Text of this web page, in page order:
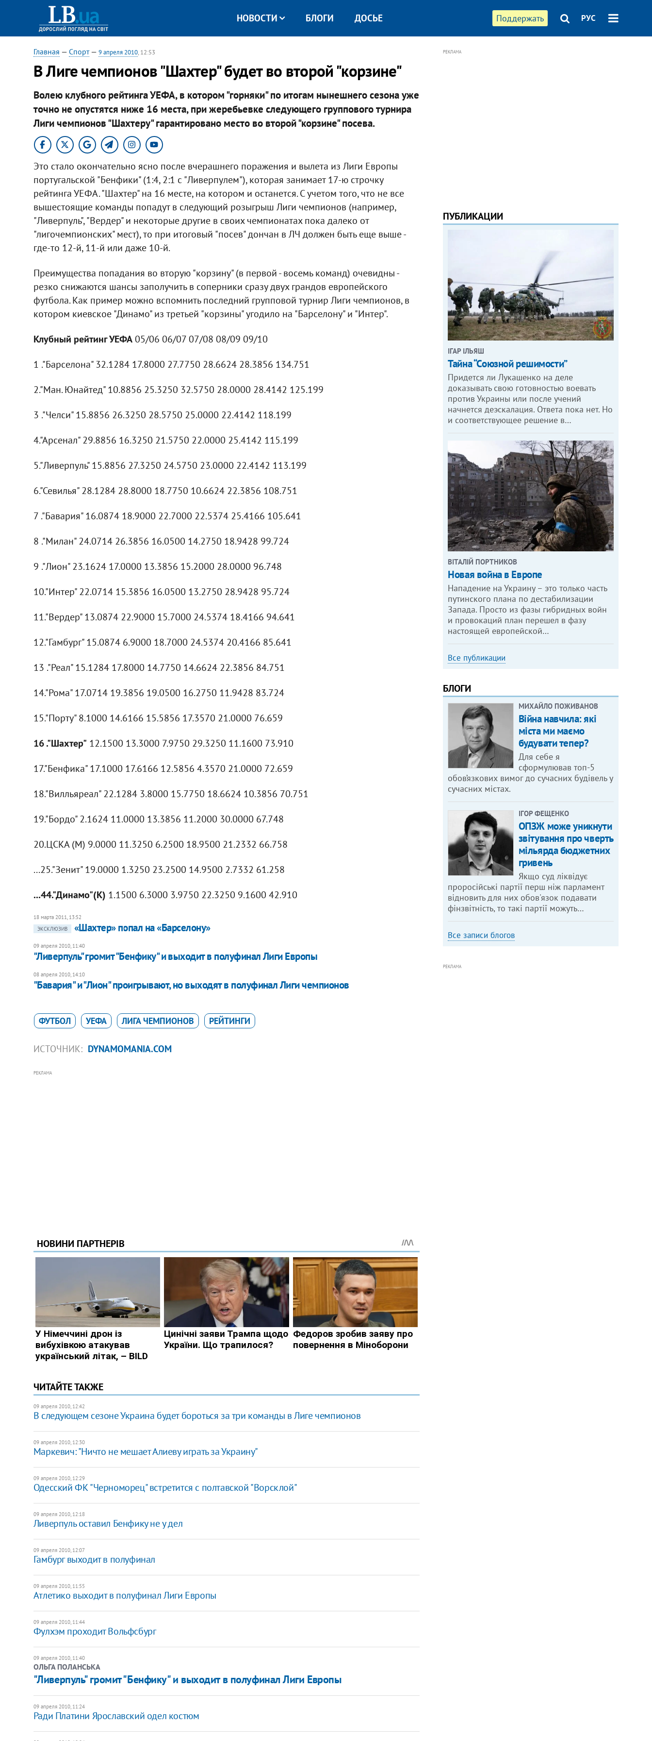
Поддержать РУС
НОВОСТИ БЛОГИ ДОСЬЕ
Главная — Спорт— 9 апреля 2010, 12:53
В Лиге чемпионов "Шахтер" будет во второй "корзине"
Волею клубного рейтинга УЕФА, в котором "горняки" по итогам нынешнего сезона уже
точно не опустятся ниже 16 места, при жеребьевке следующего группового турнира
Лиги чемпионов "Шахтеру" гарантировано место во второй "корзине" посева.
Это стало окончательно ясно после вчерашнего поражения и вылета из Лиги Европы
португальской "Бенфики" (1:4, 2:1 с "Ливерпулем"), которая занимает 17-ю строчку
рейтинга УЕФА. "Шахтер" на 16 месте, на котором и останется. С учетом того, что не все
вышестоящие команды попадут в следующий розыгрыш Лиги чемпионов (например,
"Ливерпуль", "Вердер" и некоторые другие в своих чемпионатах пока далеко от
"лигочемпионских" мест), то при итоговый "посев" дончан в ЛЧ должен быть еще выше -
где-то 12-й, 11-й или даже 10-й.
Преимущества попадания во вторую "корзину" (в первой - восемь команд) очевидны -
резко снижаются шансы заполучить в соперники сразу двух грандов европейского
футбола. Как пример можно вспомнить последний групповой турнир Лиги чемпионов, в
котором киевское "Динамо" из третьей "корзины" угодило на "Барселону" и "Интер".
Клубный рейтинг УЕФА05/06 06/07 07/08 08/09 09/10
1 ."Барселона" 32.1284 17.8000 27.7750 28.6624 28.3856 134.751
2."Ман. Юнайтед" 10.8856 25.3250 32.5750 28.0000 28.4142 125.199
3 ."Челси" 15.8856 26.3250 28.5750 25.0000 22.4142 118.199
4."Арсенал" 29.8856 16.3250 21.5750 22.0000 25.4142 115.199
5."Ливерпуль" 15.8856 27.3250 24.5750 23.0000 22.4142 113.199
6."Севилья" 28.1284 28.8000 18.7750 10.6624 22.3856 108.751
7 ."Бавария" 16.0874 18.9000 22.7000 22.5374 25.4166 105.641
8 ."Милан" 24.0714 26.3856 16.0500 14.2750 18.9428 99.724
9 ."Лион" 23.1624 17.0000 13.3856 15.2000 28.0000 96.748
10."Интер" 22.0714 15.3856 16.0500 13.2750 28.9428 95.724
11."Вердер" 13.0874 22.9000 15.7000 24.5374 18.4166 94.641
12."Гамбург" 15.0874 6.9000 18.7000 24.5374 20.4166 85.641
13 ."Реал" 15.1284 17.8000 14.7750 14.6624 22.3856 84.751
14."Рома" 17.0714 19.3856 19.0500 16.2750 11.9428 83.724
15."Порту" 8.1000 14.6166 15.5856 17.3570 21.0000 76.659
16 ."Шахтер" 12.1500 13.3000 7.9750 29.3250 11.1600 73.910
17."Бенфика" 17.1000 17.6166 12.5856 4.3570 21.0000 72.659
18."Вилльяреал" 22.1284 3.8000 15.7750 18.6624 10.3856 70.751
19."Бордо" 2.1624 11.0000 13.3856 11.2000 30.0000 67.748
20.ЦСКА (М) 9.0000 11.3250 6.2500 18.9500 21.2332 66.758
...25."Зенит" 19.0000 1.3250 23.2500 14.9500 2.7332 61.258
...44."Динамо"(К) 1.1500 6.3000 3.9750 22.3250 9.1600 42.910
18 марта 2011, 13:52
ЭКСКЛЮЗИВ
«Шахтер» попал на «Барселону»
09 апреля 2010, 11:40
"Ливерпуль" громит "Бенфику" и выходит в полуфинал Лиги Европы
08 апреля 2010, 14:10
"Бавария" и "Лион" проигрывают, но выходят в полуфинал Лиги чемпионов
ФУТБОЛ УЕФА ЛИГА ЧЕМПИОНОВ РЕЙТИНГИ
ИСТОЧНИК: DYNAMOMANIA.COM
РЕКЛАМА
ЧИТАЙТЕ ТАКЖЕ
09 апреля 2010, 12:42
В следующем сезоне Украина будет бороться за три команды в Лиге чемпионов
09 апреля 2010, 12:30
Маркевич: "Ничто не мешает Алиеву играть за Украину"
09 апреля 2010, 12:29
Одесский ФК "Черноморец" встретится с полтавской "Ворсклой"
09 апреля 2010, 12:18
Ливерпуль оставил Бенфику не у дел
09 апреля 2010, 12:07
Гамбург выходит в полуфинал
09 апреля 2010, 11:55
Атлетико выходит в полуфинал Лиги Европы
09 апреля 2010, 11:44
Фулхэм проходит Вольфсбург
09 апреля 2010, 11:40
ОЛЬГА ПОЛАНСЬКА
"Ливерпуль" громит "Бенфику" и выходит в полуфинал Лиги Европы
09 апреля 2010, 11:24
Ради Платини Ярославский одел костюм
РЕКЛАМА
ПУБЛИКАЦИИ
ІГАР ІЛЬЯШ
Тайна “Союзной решимости”
Придется ли Лукашенко на деле
доказывать свою готовностью воевать
против Украины или после учений
начнется деэскалация. Ответа пока нет. Но
и соответствующее решение в…
ВІТАЛІЙ ПОРТНИКОВ
Новая война в Европе
Нападение на Украину – это только часть
путинского плана по дестабилизации
Запада. Просто из фазы гибридных войн
и провокаций план перешел в фазу
настоящей европейской…
Все публикации
БЛОГИ
МИХАЙЛО ПОЖИВАНОВ
Війна навчила: які
міста ми маємо
будувати тепер?
Для себе я
сформулював топ-5
обов’язкових вимог до сучасних будівель у
сучасних містах.
ІГОР ФЕЩЕНКО
ОПЗЖ може уникнути
звітування про чверть
мільярда бюджетних
гривень
Якщо суд ліквідує
проросійські партії перш ніж парламент
відновить для них обов'язок подавати
фінзвітність, то такі партії можуть…
Все записи блогов
РЕКЛАМА